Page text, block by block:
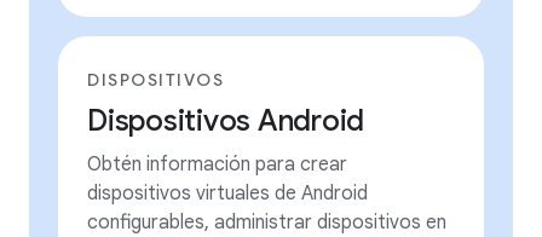
DISPOSITIVOS
Dispositivos Android
Obtén información para crear
dispositivos virtuales de Android
configurables, administrar dispositivos en